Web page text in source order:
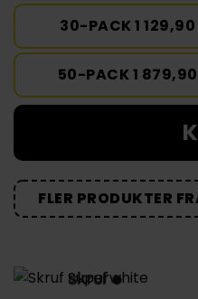
30-PACK 1
50-PACK 1
FLER PRODUKTER